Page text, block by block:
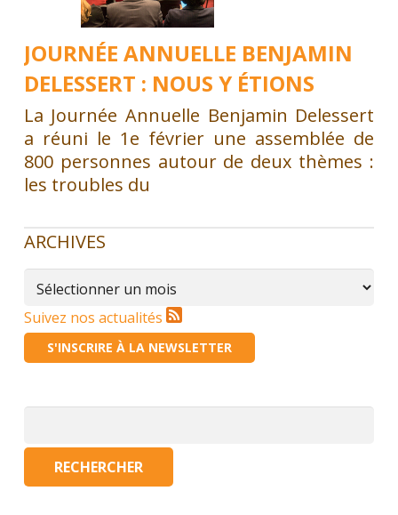
JOURNÉE ANNUELLE BENJAMIN
DELESSERT : NOUS Y ÉTIONS
La Journée Annuelle Benjamin Delessert
a réuni le 1e février une assemblée de
800 personnes autour de deux thèmes :
les troubles du
ARCHIVES
Archives
Suivez nos actualités
S'INSCRIRE À LA NEWSLETTER